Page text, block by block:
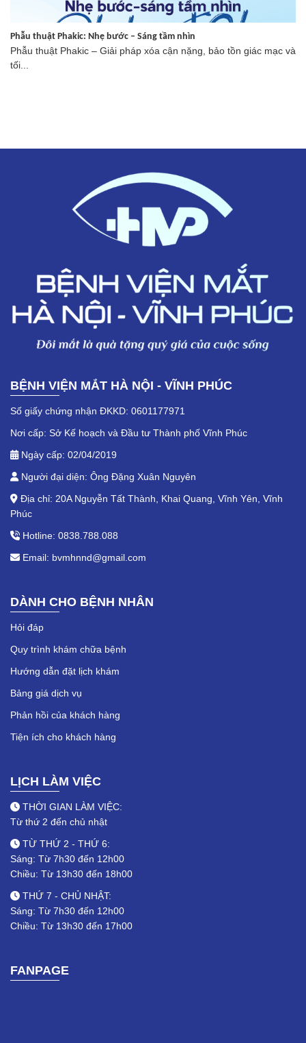
Phẫu thuật Phakic: Nhẹ bước – Sáng tầm nhìn
Phẫu thuật Phakic – Giải pháp xóa cận nặng, bảo tồn giác mạc và
tối...
BỆNH VIỆN MẮT HÀ NỘI - VĨNH PHÚC
Số giấy chứng nhận ĐKKD: 0601177971
Nơi cấp: Sở Kế hoạch và Đầu tư Thành phố Vĩnh Phúc
Ngày cấp: 02/04/2019
Người đại diện: Ông Đặng Xuân Nguyên
Địa chỉ: 20A Nguyễn Tất Thành, Khai Quang, Vĩnh Yên, Vĩnh
Phúc
Hotline: 0838.788.088
Email: bvmhnnd@gmail.com
DÀNH CHO BỆNH NHÂN
Hỏi đáp
Quy trình khám chữa bệnh
Hướng dẫn đặt lịch khám
Bảng giá dịch vụ
Phản hồi của khách hàng
Tiện ích cho khách hàng
LỊCH LÀM VIỆC
THỜI GIAN LÀM VIỆC:
Từ thứ 2 đến chủ nhật
TỪ THỨ 2 - THỨ 6:
Sáng: Từ 7h30 đến 12h00
Chiều: Từ 13h30 đến 18h00
THỨ 7 - CHỦ NHẬT:
Sáng: Từ 7h30 đến 12h00
Chiều: Từ 13h30 đến 17h00
FANPAGE